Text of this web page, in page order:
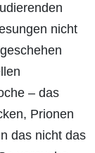
nicht
– das
Prionen
das nicht das